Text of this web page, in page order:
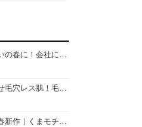
【2026最新版】出会いの春に！会社にもおすすめの好印象な香水14選♡ビジネスの場での香水マナーも
【2025最新版】目指せ毛穴レス肌！毛穴を埋めて隠す「おすすめ部分用下地＆プライマー」ランキング♡
キャシードール2025春新作｜くまモチーフのミニリップ「シャイニーベア リップモイスト」をレビュー♡